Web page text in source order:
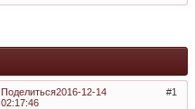
Поделиться 1
2016-12-14
02:17:46